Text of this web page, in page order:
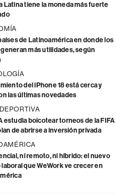
Latina tiene la moneda más fuerte
de Latinoamérica en donde los
más utilidades, según
del iPhone 18 está cerca y
las últimas novedades
estudia boicotear torneos de la FIFA
de abrirse a inversión privada
ni remoto, ni híbrido: el nuevo
que WeWork ve crecer en